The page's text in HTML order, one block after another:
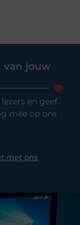
van jouw
en geef
mee op ons
met ons